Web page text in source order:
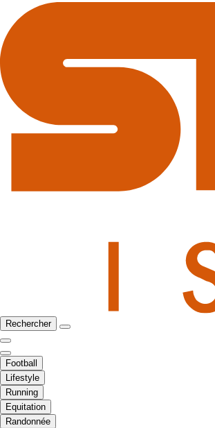
Rechercher
Football
Lifestyle
Running
Equitation
Randonnée